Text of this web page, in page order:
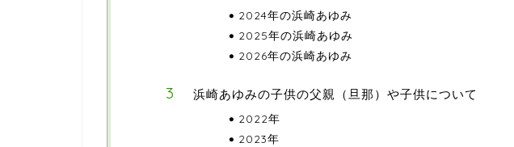
2024年の浜崎あゆみ
2025年の浜崎あゆみ
2026年の浜崎あゆみ
浜崎あゆみの子供の父親（旦那）や子供について
2022年
2023年